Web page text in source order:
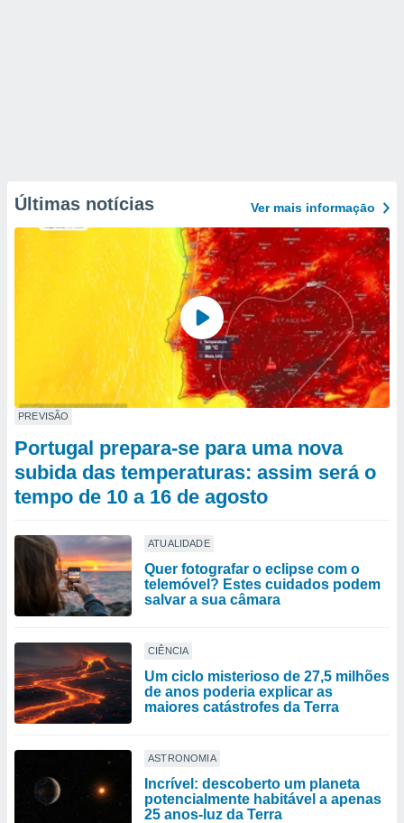
Últimas notícias Ver mais informaçāo
PREVISÃO
Portugal prepara-se para uma nova
subida das temperaturas: assim será o
tempo de 10 a 16 de agosto
ATUALIDADE
Quer fotografar o eclipse com o
telemóvel? Estes cuidados podem
salvar a sua câmara
CIÊNCIA
Um ciclo misterioso de 27,5 milhões
de anos poderia explicar as
maiores catástrofes da Terra
ASTRONOMIA
Incrível: descoberto um planeta
potencialmente habitável a apenas
25 anos-luz da Terra